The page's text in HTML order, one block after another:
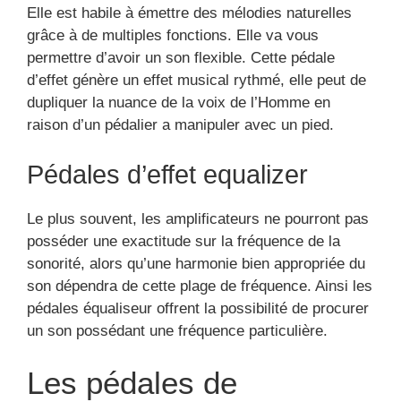
Elle est habile à émettre des mélodies naturelles
grâce à de multiples fonctions. Elle va vous
permettre d’avoir un son flexible. Cette pédale
d’effet génère un effet musical rythmé, elle peut de
dupliquer la nuance de la voix de l’Homme en
raison d’un pédalier a manipuler avec un pied.
Pédales d’effet equalizer
Le plus souvent, les amplificateurs ne pourront pas
posséder une exactitude sur la fréquence de la
sonorité, alors qu’une harmonie bien appropriée du
son dépendra de cette plage de fréquence. Ainsi les
pédales équaliseur offrent la possibilité de procurer
un son possédant une fréquence particulière.
Les pédales de